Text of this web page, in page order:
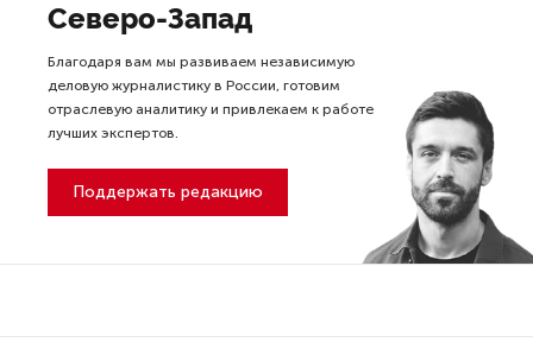
Северо-Запад
Благодаря вам мы развиваем независимую
деловую журналистику в России, готовим
отраслевую аналитику и привлекаем к работе
лучших экспертов.
Поддержать редакцию